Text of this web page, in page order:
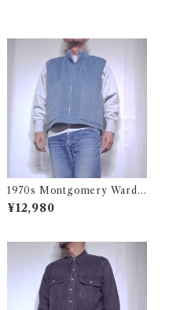
1970s Montgomery Ward
PUT TOGETHERS Nylon S
ki Vest / 70年代 モンゴメリー
¥12,980